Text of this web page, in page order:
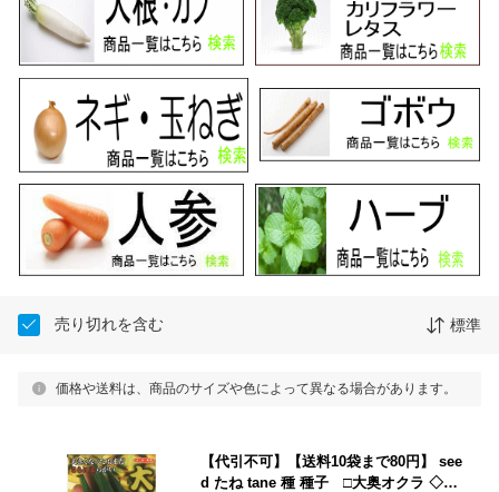
売り切れを含む 標準
価格や送料は、商品のサイズや色によって異なる場合があります。
【代引不可】【送料10袋まで80円】 see
d たね tane 種 種子 □大奥オクラ ◇種